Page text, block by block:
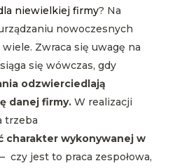
niewielkiej firmy? Na
nowoczesnych
Zwraca się uwagę na
się wówczas, gdy
odzwierciedlają
danej firmy.W realizacji
trzeba
charakter wykonywanej w
czy jest to praca zespołowa,